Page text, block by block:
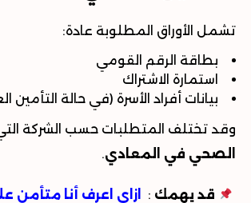
تشمل الأوراق المطلوبة عادة:
بطاقة الرقم القومي
استمارة الاشتراك
بيانات أفراد الأسرة (في حالة التأمين
وقد تختلف المتطلبات حسب الشركة
الصحي في المعادي.
قد يهمك :
ازاي اعرف أنا متأمن